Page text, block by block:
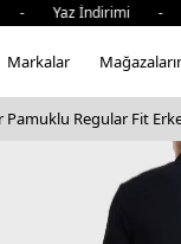
İndirimi
Markalar
Regular Fit